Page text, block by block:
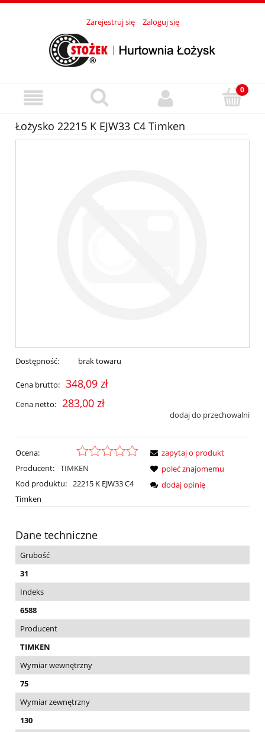
Zarejestruj się Zaloguj się
Łożysko 22215 K EJW33 C4 Timken
Dostępność: brak towaru
Cena brutto: 348,09 zł
Cena netto: 283,00 zł
dodaj do przechowalni
Ocena:
Producent: TIMKEN
Kod produktu: 22215 K EJW33 C4
Timken
zapytaj o produkt
poleć znajomemu
dodaj opinię
Dane techniczne
Grubość
31
Indeks
6588
Producent
TIMKEN
Wymiar wewnętrzny
75
Wymiar zewnętrzny
130